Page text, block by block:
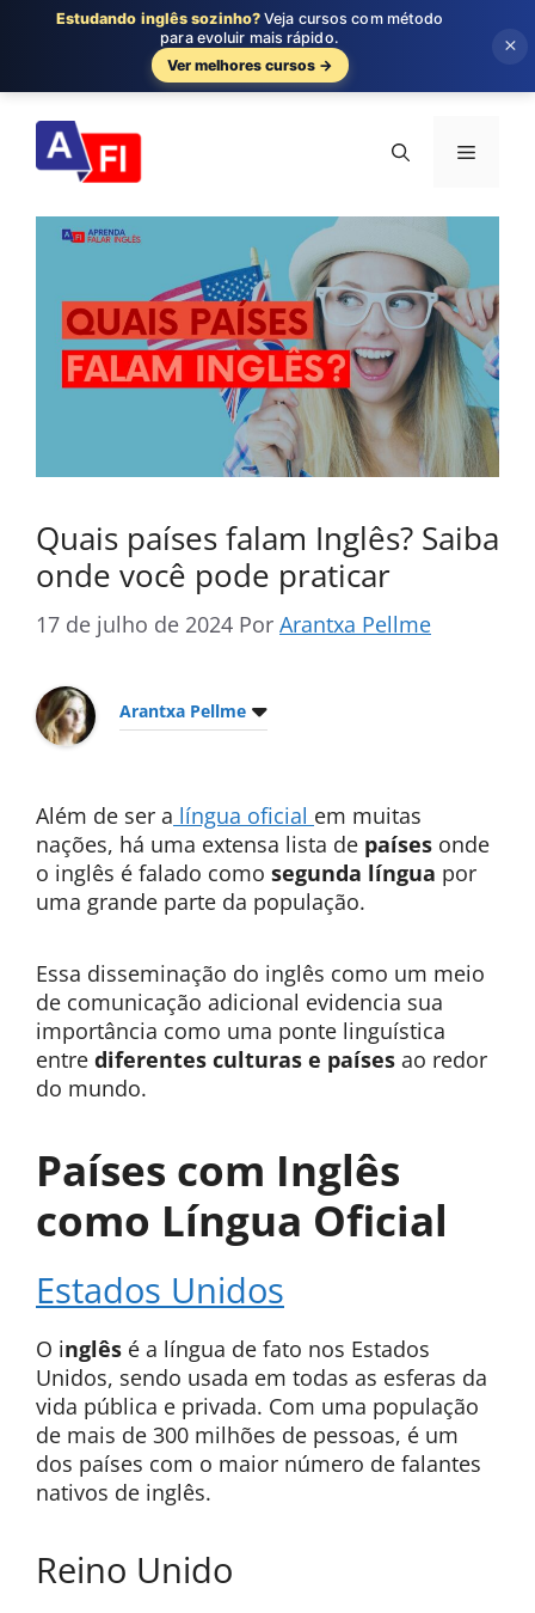
para
conteúdo
Menu
Quais países falam Inglês? Saiba
onde você pode praticar
17 de julho de 2024 Por Arantxa Pellme
Arantxa Pellme
Além de ser a língua oficial em muitas
nações, há uma extensa lista de países onde
o inglês é falado como segunda língua por
uma grande parte da população.
Essa disseminação do inglês como um meio
de comunicação adicional evidencia sua
importância como uma ponte linguística
entre diferentes culturas e países ao redor
do mundo.
Países com Inglês
como Língua Oficial
Estados Unidos
O inglês é a língua de fato nos Estados
Unidos, sendo usada em todas as esferas da
vida pública e privada. Com uma população
de mais de 300 milhões de pessoas, é um
dos países com o maior número de falantes
nativos de inglês.
Reino Unido
Estudando inglês sozinho? Veja cursos com método
para evoluir mais rápido.
Ver melhores cursos →
×